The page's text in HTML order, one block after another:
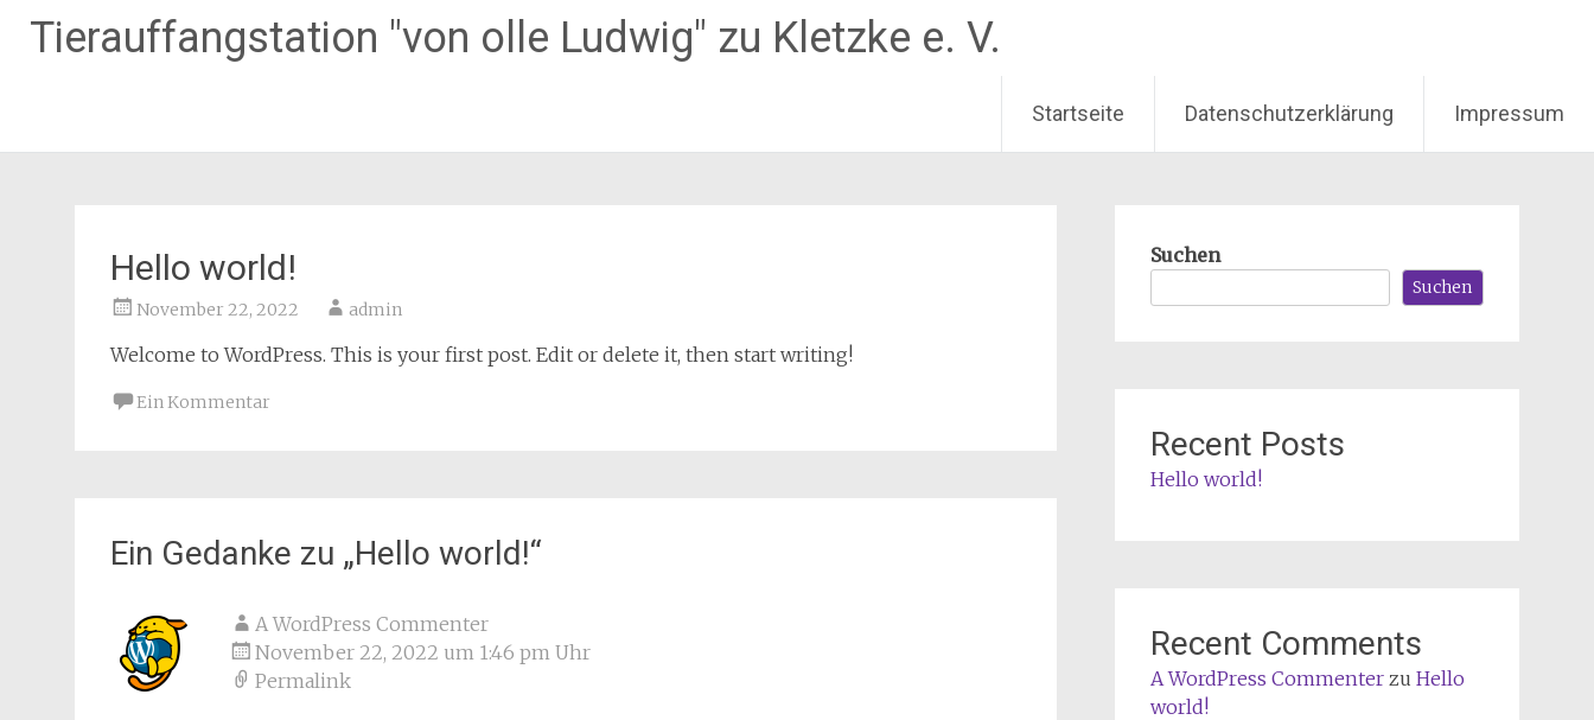
Tierauffangstation "von olle Ludwig" zu Kletzke e. V.
Startseite Datenschutzerklärung Impressum
Hello world!
November 22, 2022 admin
Welcome to WordPress. This is your first post. Edit or delete it, then start writing!
Ein Kommentar
Ein Gedanke zu „Hello world!“
A WordPress Commenter
November 22, 2022 um 1:46 pm Uhr
Permalink
Suchen
Suchen
Recent Posts
Hello world!
Recent Comments
A WordPress Commenterzu Hello
world!